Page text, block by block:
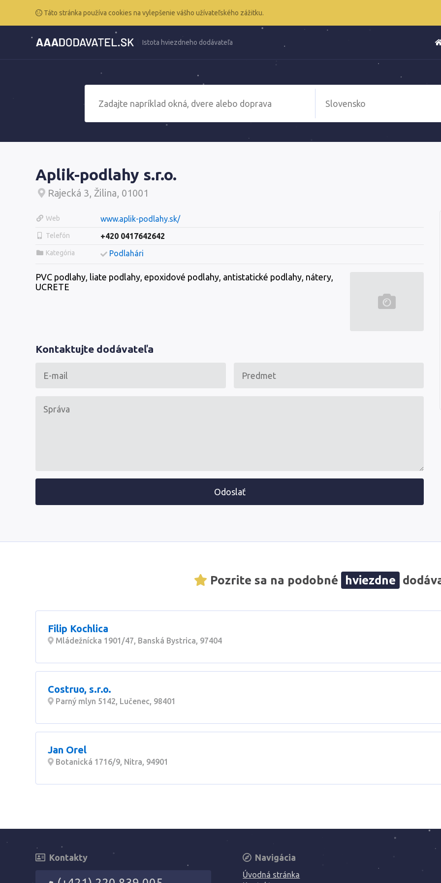
Táto stránka používa cookies na vylepšenie vášho užívateľského zážitku.
Istota hviezdneho dodávateľa
Aplik-podlahy s.r.o.
Rajecká 3, Žilina, 01001
Web www.aplik-podlahy.sk/
Telefón +420 0417642642
Kategória Podlahári
PVC podlahy, liate podlahy, epoxidové podlahy, antistatické podlahy, nátery,
UCRETE
Kontaktujte dodávateľa
Odoslať
Pozrite sa na podobné hviezdne
Filip Kochlica
Mládežnícka 1901/47, Banská Bystrica, 97404
Costruo, s.r.o.
Parný mlyn 5142, Lučenec, 98401
Jan Orel
Botanická 1716/9, Nitra, 94901
Kontakty Navigácia
Úvodná stránka